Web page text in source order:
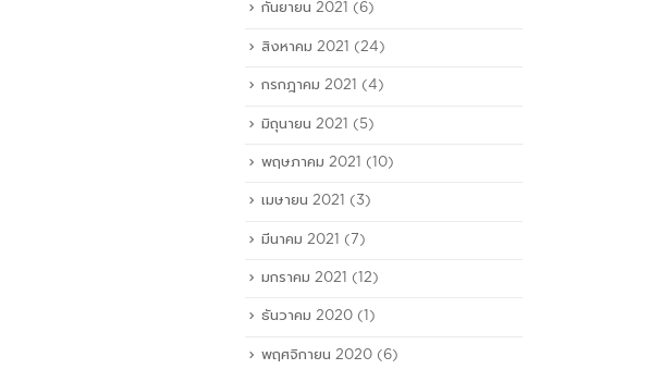
กันยายน 2021 (6)
สิงหาคม 2021 (24)
กรกฎาคม 2021 (4)
มิถุนายน 2021 (5)
พฤษภาคม 2021 (10)
เมษายน 2021 (3)
มีนาคม 2021 (7)
มกราคม 2021 (12)
ธันวาคม 2020 (1)
พฤศจิกายน 2020 (6)